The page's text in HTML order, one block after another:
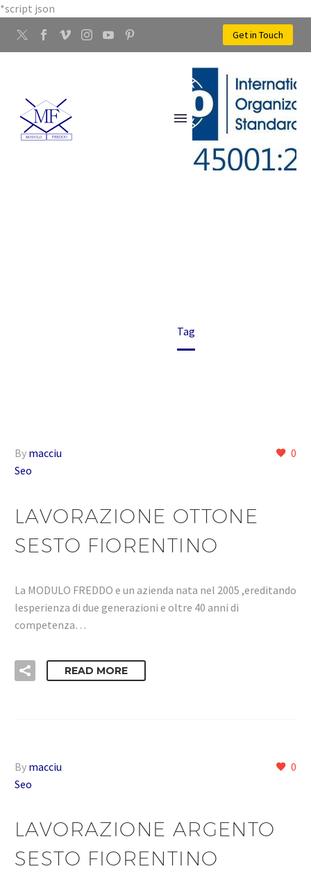
*script json
Get in Touch
Tag
0
By macciu
Seo
LAVORAZIONE OTTONE
SESTO FIORENTINO
La MODULO FREDDO e un azienda nata nel 2005 ,ereditando
lesperienza di due generazioni e oltre 40 anni di
competenza…
READ MORE
0
By macciu
Seo
LAVORAZIONE ARGENTO
SESTO FIORENTINO